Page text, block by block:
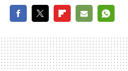
MAIL